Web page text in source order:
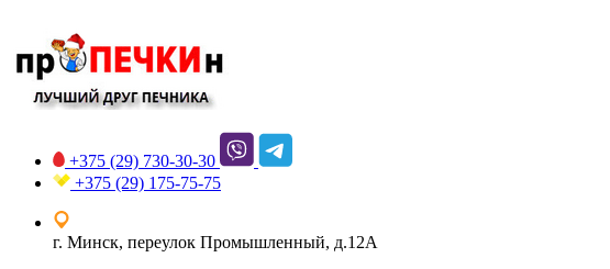
+375 (29) 730-30-30
+375 (29) 175-75-75
г. Минск, переулок Промышленный, д.12А